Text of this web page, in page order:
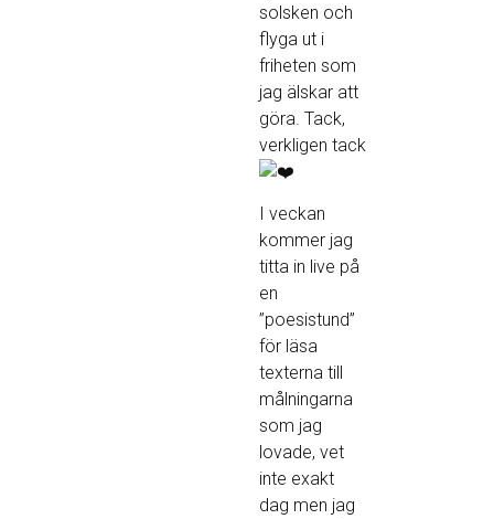
solsken och
flyga ut i
friheten som
jag älskar att
göra. Tack,
verkligen tack
I veckan
kommer jag
titta in live på
en
”poesistund”
för läsa
texterna till
målningarna
som jag
lovade, vet
inte exakt
dag men jag